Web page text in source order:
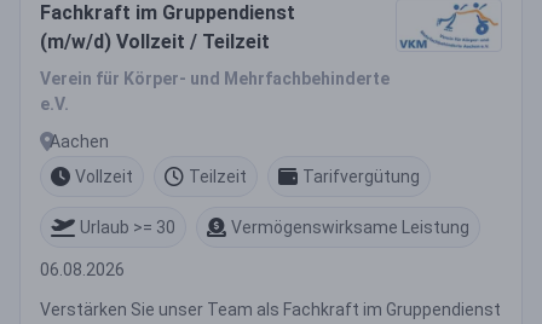
Fachkraft im Gruppendienst
(m/w/d) Vollzeit / Teilzeit
Verein für Körper- und Mehrfachbehinderte
e.V.
Aachen
Vollzeit
Teilzeit Tarifvergütung
Urlaub >= 30 Vermögenswirksame Leistung
06.08.2026
Verstärken Sie unser Team als Fachkraft im Gruppendienst